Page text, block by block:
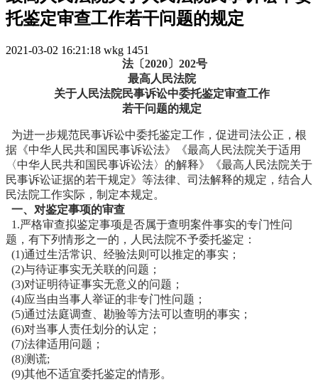
托鉴定审查工作若干问题的规定
2021-03-02 16:21:18 wkg 1451
法〔2020〕202号
最高人民法院
关于人民法院民事诉讼中委托鉴定审查工作
若干问题的规定
为进一步规范民事诉讼中委托鉴定工作，促进司法公正，根
据《中华人民共和国民事诉讼法》《最高人民法院关于适用
〈中华人民共和国民事诉讼法〉的解释》《最高人民法院关于
民事诉讼证据的若干规定》等法律、司法解释的规定，结合人
民法院工作实际，制定本规定。
一、对鉴定事项的审查
1.严格审查拟鉴定事项是否属于查明案件事实的专门性问
题，有下列情形之一的，人民法院不予委托鉴定：
(1)通过生活常识、经验法则可以推定的事实；
(2)与待证事实无关联的问题；
(3)对证明待证事实无意义的问题；
(4)应当由当事人举证的非专门性问题；
(5)通过法庭调查、勘验等方法可以查明的事实；
(6)对当事人责任划分的认定；
(7)法律适用问题；
(8)测谎;
(9)其他不适宜委托鉴定的情形。